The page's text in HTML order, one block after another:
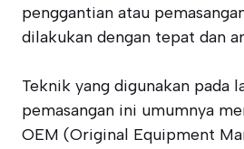
penggantian atau
dilakukan dengan tepat dan
Teknik yang digunakan pada
pemasangan ini umumnya
OEM (Original Equipment